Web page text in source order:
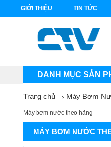
GIỚI THIỆU TIN TỨC
DANH MỤC SẢN
Trang chủ Máy Bơm
Máy bơm nước theo hãng
MÁY BƠM NƯỚC